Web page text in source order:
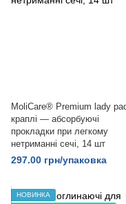
MoliCare® Premium lady
краплі — абсорбуючі
прокладки при легкому
нетриманні сечі, 14 шт
297.00 грн/упаковка
НОВИНКА